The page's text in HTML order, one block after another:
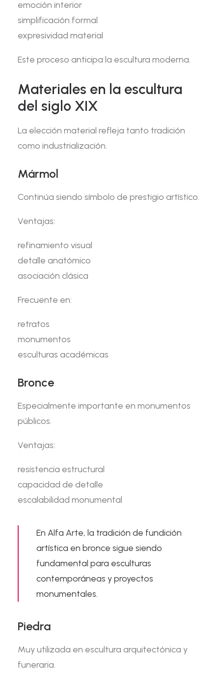
emoción interior
simplificación formal
expresividad material
Este proceso anticipa la escultura moderna.
Materiales en la escultura
del siglo XIX
La elección material refleja tanto tradición
como industrialización.
Mármol
Continúa siendo símbolo de prestigio artístico.
Ventajas:
refinamiento visual
detalle anatómico
asociación clásica
Frecuente en:
retratos
monumentos
esculturas académicas
Bronce
Especialmente importante en monumentos
públicos.
Ventajas:
resistencia estructural
capacidad de detalle
escalabilidad monumental
En Alfa Arte, la tradición de fundición
artística en bronce sigue siendo
fundamental para esculturas
contemporáneas y proyectos
monumentales.
Piedra
Muy utilizada en escultura arquitectónica y
funeraria.